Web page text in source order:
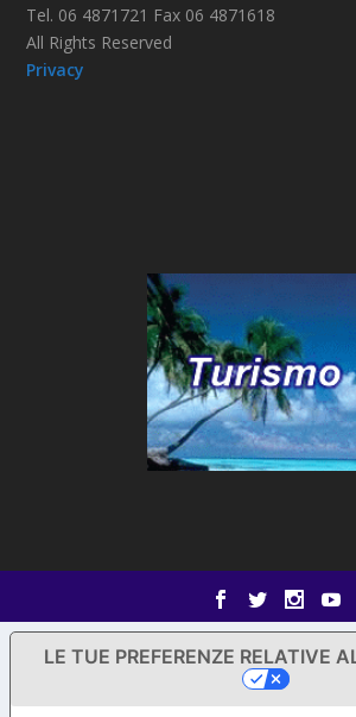
Tel. 06 4871721 Fax 06 4871618
All Rights Reserved
Privacy
LE TUE PREFERENZE RELATIVE